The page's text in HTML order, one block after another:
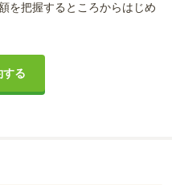
を把握するところからはじめ
する